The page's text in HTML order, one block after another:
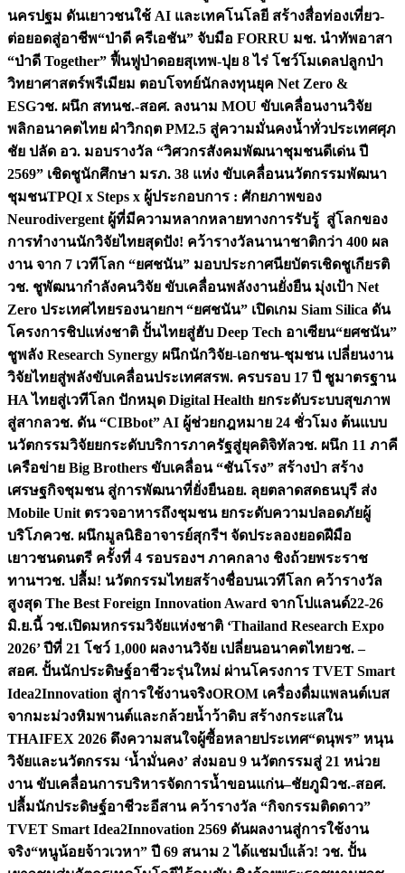
นครปฐม ดันเยาวชนใช้ AI และเทคโนโลยี สร้างสื่อท่องเที่ยว-
ต่อยอดสู่อาชีพ“ป่าดี ครีเอชัน” จับมือ FORRU มช. นำทัพอาสา
“ป่าดี Together” ฟื้นฟูป่าดอยสุเทพ-ปุย 8 ไร่ โชว์โมเดลปลูกป่า
วิทยาศาสตร์พรีเมียม ตอบโจทย์นักลงทุนยุค Net Zero &
ESGวช. ผนึก สทนช.-สอศ. ลงนาม MOU ขับเคลื่อนงานวิจัย
พลิกอนาคตไทย ฝ่าวิกฤต PM2.5 สู่ความมั่นคงน้ำทั่วประเทศศุภ
ชัย ปลัด อว. มอบรางวัล “วิศวกรสังคมพัฒนาชุมชนดีเด่น ปี
2569” เชิดชูนักศึกษา มรภ. 38 แห่ง ขับเคลื่อนนวัตกรรมพัฒนา
ชุมชนTPQI x Steps x ผู้ประกอบการ : ศักยภาพของ
Neurodivergent ผู้ที่มีความหลากหลายทางการรับรู้ สู่โลกของ
การทำงานนักวิจัยไทยสุดปัง! คว้ารางวัลนานาชาติกว่า 400 ผล
งาน จาก 7 เวทีโลก “ยศชนัน” มอบประกาศนียบัตรเชิดชูเกียรติ
วช. ชูพัฒนากำลังคนวิจัย ขับเคลื่อนพลังงานยั่งยืน มุ่งเป้า Net
Zero ประเทศไทยรองนายกฯ “ยศชนัน” เปิดเกม Siam Silica ดัน
โครงการชิปแห่งชาติ ปั้นไทยสู่ฮับ Deep Tech อาเซียน“ยศชนัน”
ชูพลัง Research Synergy ผนึกนักวิจัย-เอกชน-ชุมชน เปลี่ยนงาน
วิจัยไทยสู่พลังขับเคลื่อนประเทศสรพ. ครบรอบ 17 ปี ชูมาตรฐาน
HA ไทยสู่เวทีโลก ปักหมุด Digital Health ยกระดับระบบสุขภาพ
สู่สากลวช. ดัน “CIBbot” AI ผู้ช่วยกฎหมาย 24 ชั่วโมง ต้นแบบ
นวัตกรรมวิจัยยกระดับบริการภาครัฐสู่ยุคดิจิทัลวช. ผนึก 11 ภาคี
เครือข่าย Big Brothers ขับเคลื่อน “ชันโรง” สร้างป่า สร้าง
เศรษฐกิจชุมชน สู่การพัฒนาที่ยั่งยืนอย. ลุยตลาดสดธนบุรี ส่ง
Mobile Unit ตรวจอาหารถึงชุมชน ยกระดับความปลอดภัยผู้
บริโภควช. ผนึกมูลนิธิอาจารย์สุกรีฯ จัดประลองยอดฝีมือ
เยาวชนดนตรี ครั้งที่ 4 รอบรองฯ ภาคกลาง ชิงถ้วยพระราช
ทานฯวช. ปลื้ม! นวัตกรรมไทยสร้างชื่อบนเวทีโลก คว้ารางวัล
สูงสุด The Best Foreign Innovation Award จากโปแลนด์22-26
มิ.ย.นี้ วช.เปิดมหกรรมวิจัยแห่งชาติ ‘Thailand Research Expo
2026’ ปีที่ 21 โชว์ 1,000 ผลงานวิจัย เปลี่ยนอนาคตไทยวช. –
สอศ. ปั้นนักประดิษฐ์อาชีวะรุ่นใหม่ ผ่านโครงการ TVET Smart
Idea2Innovation สู่การใช้งานจริงOROM เครื่องดื่มแพลนต์เบส
จากมะม่วงหิมพานต์และกล้วยน้ำว้าดิบ สร้างกระแสใน
THAIFEX 2026 ดึงความสนใจผู้ซื้อหลายประเทศ“ดนุพร” หนุน
วิจัยและนวัตกรรม ‘น้ำมั่นคง’ ส่งมอบ 9 นวัตกรรมสู่ 21 หน่วย
งาน ขับเคลื่อนการบริหารจัดการน้ำขอนแก่น–ชัยภูมิวช.-สอศ.
ปลื้มนักประดิษฐ์อาชีวะอีสาน คว้ารางวัล “กิจกรรมติดดาว”
TVET Smart Idea2Innovation 2569 ดันผลงานสู่การใช้งาน
จริง“หนูน้อยจ้าวเวหา” ปี 69 สนาม 2 ได้แชมป์แล้ว! วช. ปั้น